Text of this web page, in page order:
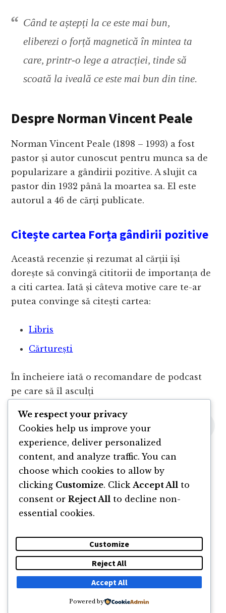
Când te aștepți la ce este mai bun,
eliberezi o forță magnetică în mintea ta
care, printr-o lege a atracției, tinde să
scoată la iveală ce este mai bun din tine.
Despre Norman Vincent Peale
Norman Vincent Peale (1898 – 1993) a fost
pastor și autor cunoscut pentru munca sa de
popularizare a gândirii pozitive. A slujit ca
pastor din 1932 până la moartea sa. El este
autorul a 46 de cărți publicate.
Citește cartea Forța gândirii pozitive
Această recenzie și rezumat al cărții își
dorește să convingă cititorii de importanța de
a citi cartea. Iată și câteva motive care te-ar
putea convinge să citești cartea:
Libris
Cărturești
În încheiere iată o recomandare de podcast
pe care să îl asculți
DESPRE NEWSLETTER CĂUTARE CONTACT
© 2011 -2026 TOATE DREPTURILE REZERVATE FLORIN ROȘOGA
We respect your privacy
Cookies help us improve your
experience, deliver personalized
content, and analyze traffic. You can
choose which cookies to allow by
clicking Customize. Click Accept All to
consent or Reject All to decline non-
essential cookies.
Customize
Reject All
Accept All
Powered by